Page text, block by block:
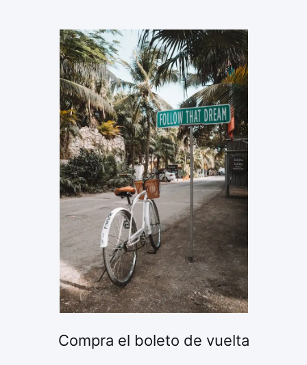
Compra el boleto de vuelta